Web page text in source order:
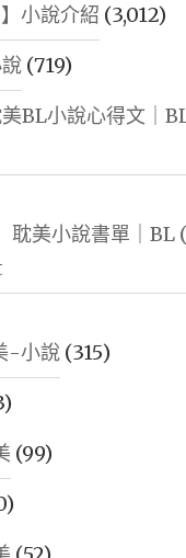
小說介紹 (3,012)
(719)
美BL小說心得文｜
耽美小說書單｜BL
-小說 (315)
(99)